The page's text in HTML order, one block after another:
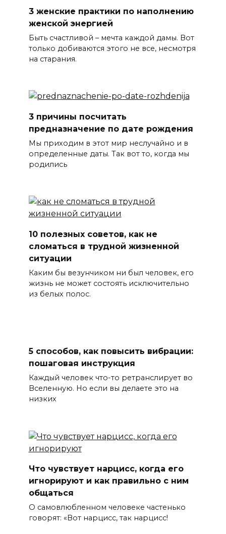
3 женские практики по наполнению
женской энергией
Быть счастливой – мечта каждой дамы. Вот
только добиваются этого не все, несмотря
на старания.
3 причины посчитать
предназначение по дате рождения
Мы приходим в этот мир неслучайно и в
определенные даты. Так вот то, когда мы
родились
10 полезных советов, как не
сломаться в трудной жизненной
ситуации
Каким бы везунчиком ни был человек, его
жизнь не может состоять исключительно
из белых полос.
5 способов, как повысить вибрации:
пошаговая инструкция
Каждый человек что-то ретранслирует во
Вселенную. Но если вы делаете это на
низких
Что чувствует нарцисс, когда его
игнорируют и как правильно с ним
общаться
О самовлюбленном человеке частенько
говорят: «Вот нарцисс, так нарцисс!